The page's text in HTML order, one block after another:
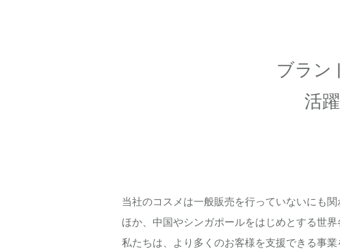
ブラン
活
当社のコスメは一般販売を行っていないにも
ほか、中国やシンガポールをはじめとする世界
私たちは、より多くのお客様を支援できる事